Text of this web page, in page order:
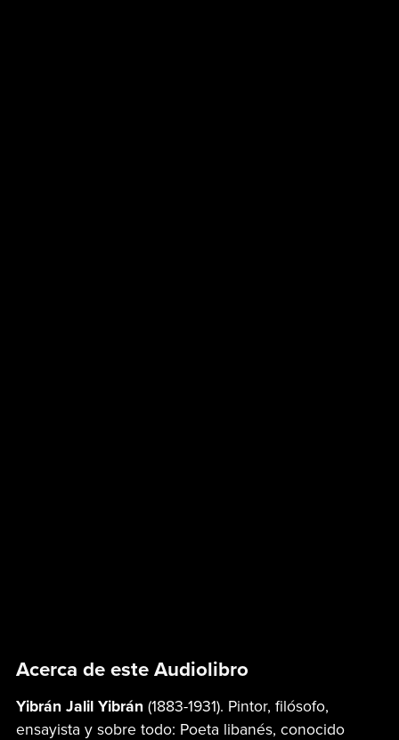
Acerca de este Audiolibro
Yibrán Jalil Yibrán (1883-1931). Pintor, filósofo,
ensayista y sobre todo: Poeta libanés, conocido